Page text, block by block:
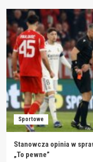
Sportowe
Stanowcza opinia w
„To pewne”